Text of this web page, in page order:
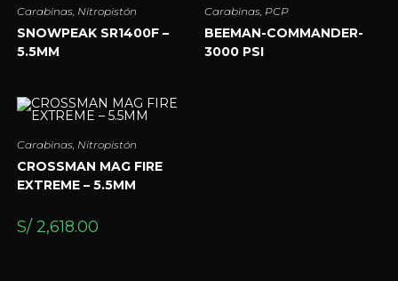
Carabinas, Nitropistón
SNOWPEAK SR1400F –
5.5MM
Carabinas, PCP
BEEMAN-COMMANDER-
3000 PSI
Carabinas, Nitropistón
CROSSMAN MAG FIRE
EXTREME – 5.5MM
S/2,618.00